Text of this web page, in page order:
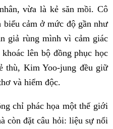
vừa là kẻ săn mồi. Cô
cảm ở mức độ gần như
giả rùng mình vì cảm giác
lên bộ đồng phục học
thù, Kim Yoo-jung đều giữ
và hiểm độc.
chỉ phác họa một thế giới
còn đặt câu hỏi: liệu sự nổi